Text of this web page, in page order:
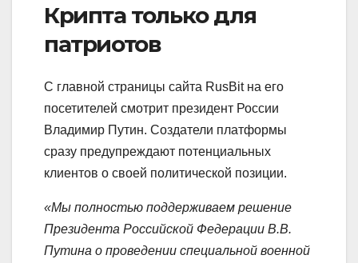
Крипта только для
патриотов
С главной страницы сайта RusBit на его
посетителей смотрит президент России
Владимир Путин. Создатели платформы
сразу предупреждают потенциальных
клиентов о своей политической позиции.
«Мы полностью поддерживаем решение
Президента Российской Федерации В.В.
Путина о проведении специальной военной